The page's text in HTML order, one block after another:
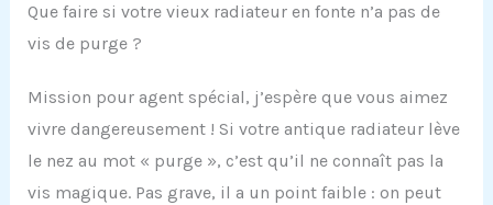
Que faire si votre vieux radiateur en fonte n’a pas de
vis de purge ?
Mission pour agent spécial, j’espère que vous aimez
vivre dangereusement ! Si votre antique radiateur lève
le nez au mot « purge », c’est qu’il ne connaît pas la
vis magique. Pas grave, il a un point faible : on peut